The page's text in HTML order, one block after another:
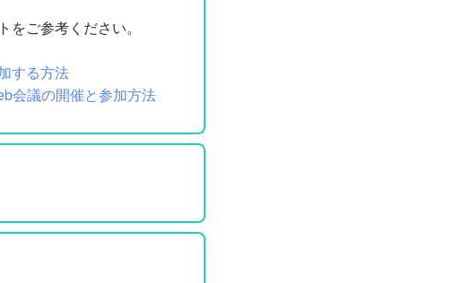
ご参考ください。
する方法
会議の開催と参加方法